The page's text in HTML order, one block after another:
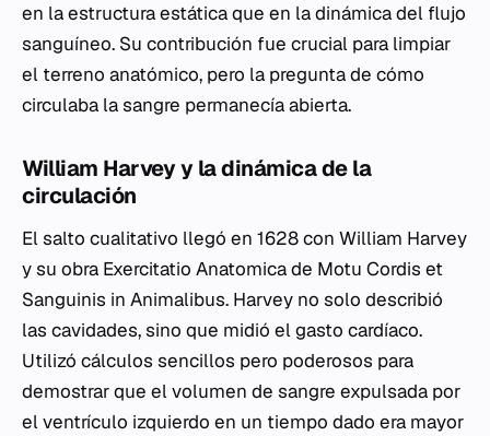
en la estructura estática que en la dinámica del flujo
sanguíneo. Su contribución fue crucial para limpiar
el terreno anatómico, pero la pregunta de cómo
circulaba la sangre permanecía abierta.
William Harvey y la dinámica de la
circulación
El salto cualitativo llegó en 1628 con William Harvey
y su obra Exercitatio Anatomica de Motu Cordis et
Sanguinis in Animalibus. Harvey no solo describió
las cavidades, sino que midió el gasto cardíaco.
Utilizó cálculos sencillos pero poderosos para
demostrar que el volumen de sangre expulsada por
el ventrículo izquierdo en un tiempo dado era mayor